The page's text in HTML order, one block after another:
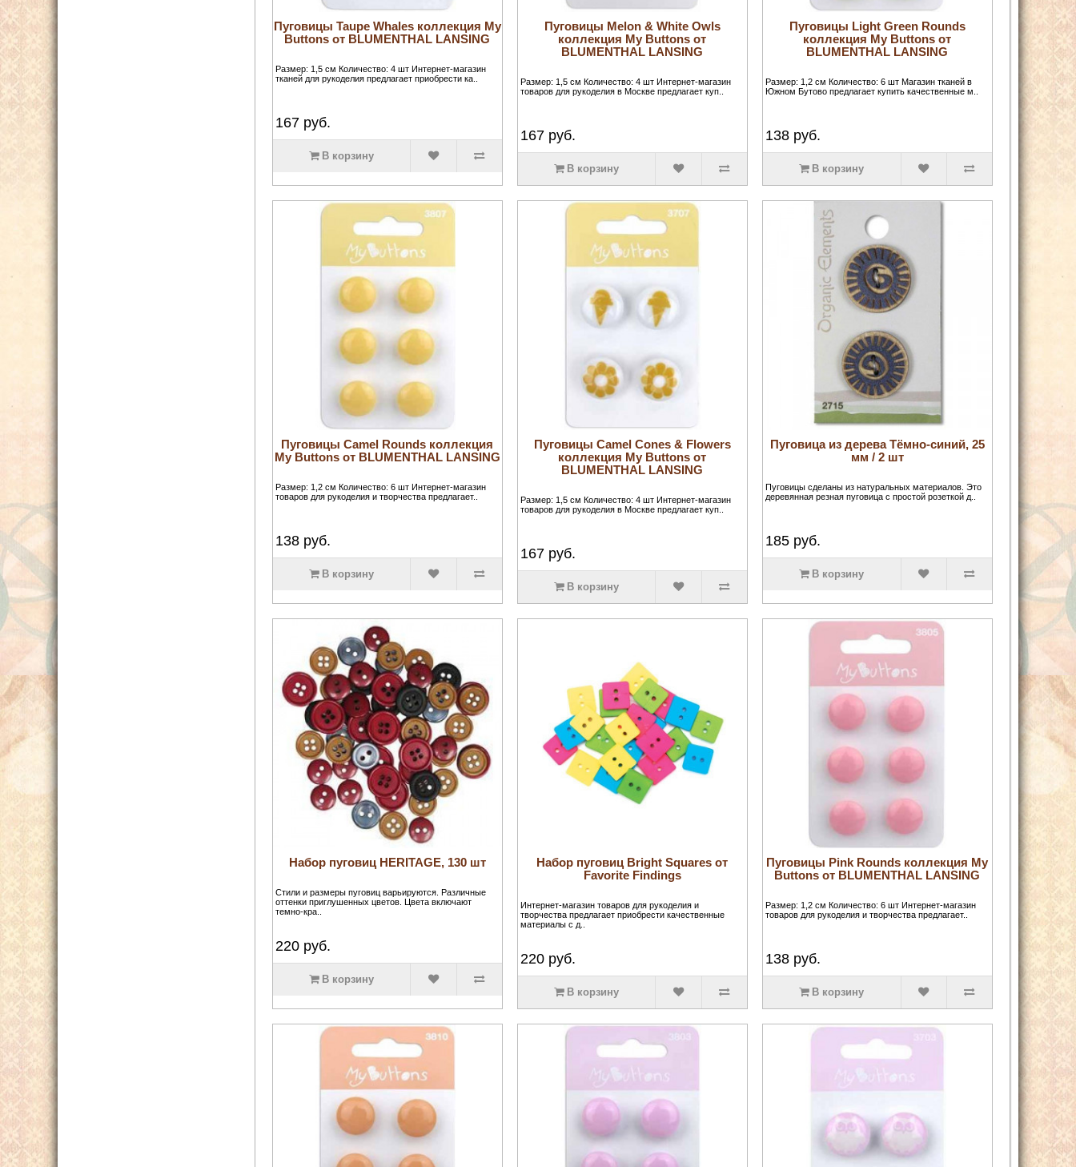
Пуговицы Taupe Whales коллекция My
Buttons от BLUMENTHAL LANSING
Размер: 1,5 см Количество: 4 шт Интернет-магазин
тканей для рукоделия предлагает приобрести ка..
167руб.
В корзину
Пуговицы Melon & White Owls
коллекция My Buttons от
BLUMENTHAL LANSING
Размер: 1,5 см Количество: 4 шт Интернет-магазин
товаров для рукоделия в Москве предлагает куп..
167 руб.
В корзину
Пуговицы Light Green Rounds
коллекция My Buttons от
BLUMENTHAL LANSING
Размер: 1,2 см Количество: 6 шт Магазин тканей в
Южном Бутово предлагает купить качественные м..
138 руб.
В корзину
Пуговицы Camel Rounds коллекция
My Buttons от BLUMENTHAL LANSING
Размер: 1,2 см Количество: 6 шт Интернет-магазин
товаров для рукоделия и творчества предлагает..
138руб.
В корзину
Пуговицы Camel Cones & Flowers
коллекция My Buttons от
BLUMENTHAL LANSING
Размер: 1,5 см Количество: 4 шт Интернет-магазин
товаров для рукоделия в Москве предлагает куп..
167 руб.
В корзину
Пуговица из дерева Тёмно-синий, 25
мм / 2 шт
Пуговицы сделаны из натуральных материалов. Это
деревянная резная пуговица с простой розеткой д..
185 руб.
В корзину
Набор пуговиц HERITAGE, 130 шт
Стили и размеры пуговиц варьируются. Различные
оттенки приглушенных цветов. Цвета включают
темно-кра..
220руб.
В корзину
Набор пуговиц Bright Squares от
Favorite Findings
Интернет-магазин товаров для рукоделия и
творчества предлагает приобрести качественные
материалы с д..
220 руб.
В корзину
Пуговицы Pink Rounds коллекция My
Buttons от BLUMENTHAL LANSING
Размер: 1,2 см Количество: 6 шт Интернет-магазин
товаров для рукоделия и творчества предлагает..
138 руб.
В корзину